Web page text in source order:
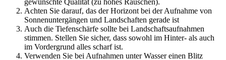
Achten Sie darauf, das der Horizont bei der Aufnahme von
Sonnenuntergängen und Landschaften gerade ist
Auch die Tiefenschärfe sollte bei Landschaftsaufnahmen
stimmen. Stellen Sie sicher, dass sowohl im Hinter- als auch
im Vordergrund alles scharf ist.
Verwenden Sie bei Aufnahmen unter Wasser einen Blitz